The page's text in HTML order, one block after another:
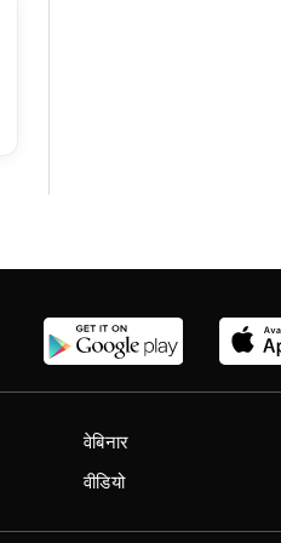
वेबिनार
वीडियो